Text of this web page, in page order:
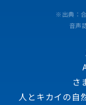
※出典：
音声
さ
人とキカイの自